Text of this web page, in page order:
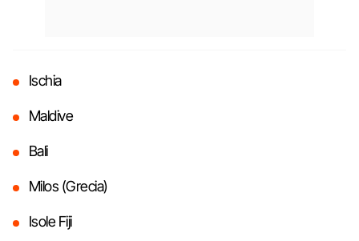
Ischia
Maldive
Bali
Milos (Grecia)
Isole Fiji